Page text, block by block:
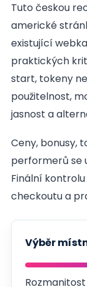
Tuto českou
americké
existující
praktických
start, tokeny
použitelnost,
jasnost a
Ceny, bonusy,
performerů se
Finální
checkoutu a
Výběr